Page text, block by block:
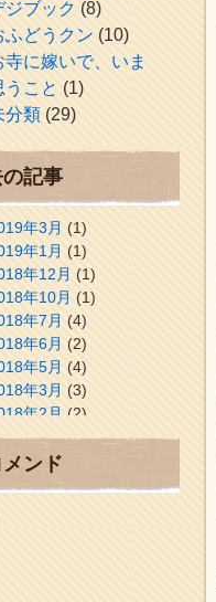
ジブック(8)
ふどうクン(10)
寺に嫁いで、いま
うこと(1)
分類(29)
記事
年3月(1)
年1月(1)
年12月(1)
年10月(1)
年7月(4)
年6月(2)
年5月(4)
年3月(3)
年2月(2)
年1月(2)
年12月
年10月(1)
年9月(4)
年8月(3)
年7月(1)
ンド